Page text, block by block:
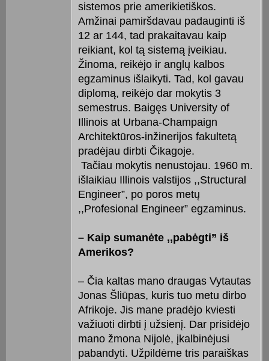
sistemos prie amerikietiškos.
Amžinai pamiršdavau padauginti iš
12 ar 144, tad prakaitavau kaip
reikiant, kol tą sistemą įveikiau.
Žinoma, reikėjo ir anglų kalbos
egzaminus išlaikyti. Tad, kol gavau
diplomą, reikėjo dar mokytis 3
semestrus. Baigęs University of
Illinois at Urbana-Champaign
Architektūros-inžinerijos fakultetą
pradėjau dirbti Čikagoje.
Tačiau mokytis nenustojau. 1960 m.
išlaikiau Illinois valstijos ,,Structural
Engineer”, po poros metų
,,Profesional Engineer” egzaminus.
– Kaip sumanėte ,,pabėgti” iš
Amerikos?
– Čia kaltas mano draugas Vytautas
Jonas Šliūpas, kuris tuo metu dirbo
Afrikoje. Jis mane pradėjo kviesti
važiuoti dirbti į užsienį. Dar prisidėjo
mano žmona Nijolė, įkalbinėjusi
pabandyti. Užpildėme tris paraiškas